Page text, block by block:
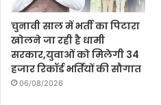
चुनावी साल में भर्ती का पिटारा
खोलने जा रही है धामी
सरकार,युवाओं को मिलेगी 34
हजार रिकॉर्ड भर्तियों की सौगात
06/08/2026